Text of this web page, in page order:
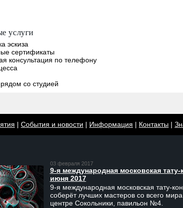
услуги
эскиза
сертификаты
консультация по телефону
со студией
| События и новости | Информация | Контакты |
03 февраля 2017
9-я международная московская тату-
июня 2017
9-я международная московская тату-
соберёт лучших мастеров со всего
центре Сокольники, павильон №4.